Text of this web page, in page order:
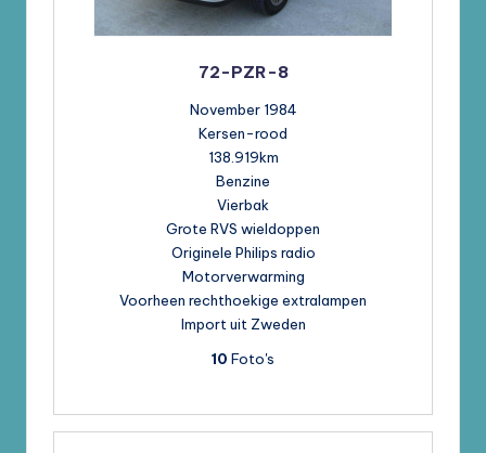
72-PZR-8
November 1984
Kersen-rood
138.919km
Benzine
Vierbak
Grote RVS wieldoppen
Originele Philips radio
Motorverwarming
Voorheen rechthoekige extralampen
Import uit Zweden
10 Foto's